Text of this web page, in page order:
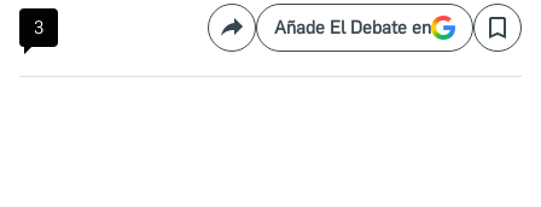
3 CompartirAñade El Debate en Save